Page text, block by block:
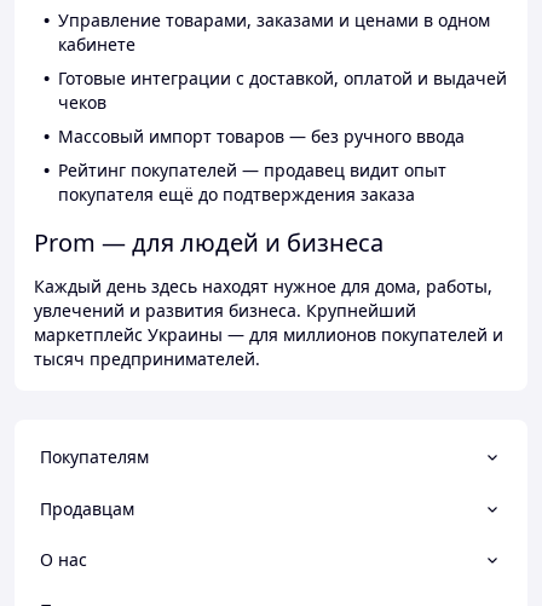
Управление товарами, заказами и ценами в одном
кабинете
Готовые интеграции с доставкой, оплатой и выдачей
чеков
Массовый импорт товаров — без ручного ввода
Рейтинг покупателей — продавец видит опыт
покупателя ещё до подтверждения заказа
Prom — для людей и бизнеса
Каждый день здесь находят нужное для дома, работы,
увлечений и развития бизнеса. Крупнейший
маркетплейс Украины — для миллионов покупателей и
тысяч предпринимателей.
Покупателям
Продавцам
О нас